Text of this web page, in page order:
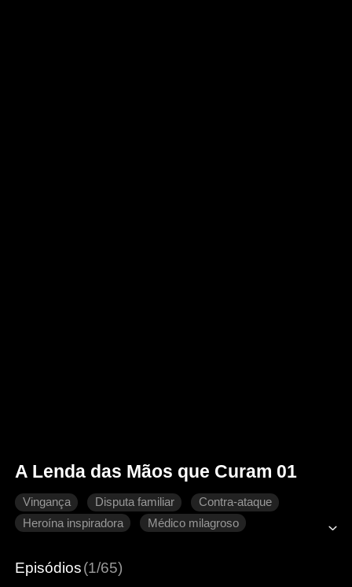
A Lenda das Mãos que Curam 01
Vingança Disputa familiar
Contra-ataque
Heroína inspiradora
Médico milagroso
Episódios(1/65)